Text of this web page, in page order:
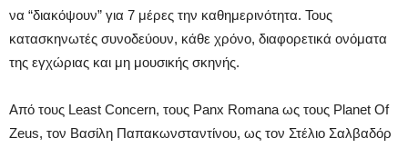
να “διακόψουν” για 7 μέρες την καθημερινότητα. Τους
κατασκηνωτές συνοδεύουν, κάθε χρόνο, διαφορετικά ονόματα
της εγχώριας και μη μουσικής σκηνής.
Από τους Least Concern, τους Panx Romana ως τους Planet Of
Zeus, τον Βασίλη Παπακωνσταντίνου, ως τον Στέλιο Σαλβαδόρ